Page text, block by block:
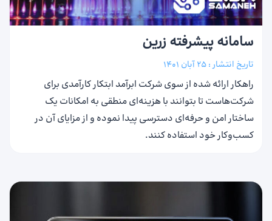
سامانه پیشرفته زرین
تاریخ انتشار : 25 آبان 1401
راهکار ارائه شده از سوی شرکت ابرآمد ابتکار کارآمدی برای
شرکت‌هاست تا بتوانند با هزینه‌ای منطقی به امکانات یک
ساختار امن و حرفه‌ای دسترسی پیدا نموده و از مزایای آن در
کسب‌وکار خود استفاده کنند.